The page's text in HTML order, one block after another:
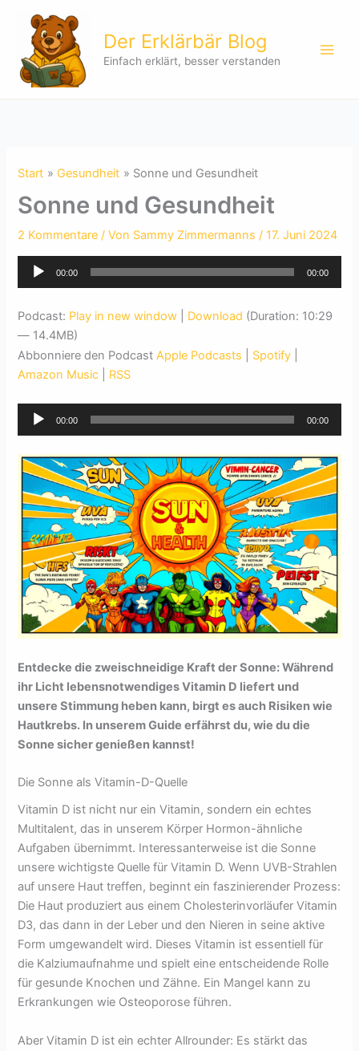
springen
Der Erklärbär Blog
Einfach erklärt, besser verstanden
Start Gesundheit Sonne und Gesundheit
Sonne und Gesundheit
2 Kommentare / Von Sammy Zimmermanns/ 17. Juni 2024
Audio-
00:00 00:00
Podcast: Play in new window Download (Duration: 10:29
— 14.4MB)
Abbonniere den PodcastApple Podcasts Spotify
Amazon Music
RSS
Audio-
00:00 00:00
Entdecke die zweischneidige Kraft der Sonne: Während
ihr Licht lebensnotwendiges Vitamin D liefert und
unsere Stimmung heben kann, birgt es auch Risiken wie
Hautkrebs. In unserem Guide erfährst du, wie du die
Sonne sicher genießen kannst!
Die Sonne als Vitamin-D-Quelle
Vitamin D ist nicht nur ein Vitamin, sondern ein echtes
Multitalent, das in unserem Körper Hormon-ähnliche
Aufgaben übernimmt. Interessanterweise ist die Sonne
unsere wichtigste Quelle für Vitamin D. Wenn UVB-Strahlen
auf unsere Haut treffen, beginnt ein faszinierender Prozess:
Die Haut produziert aus einem Cholesterinvorläufer Vitamin
D3, das dann in der Leber und den Nieren in seine aktive
Form umgewandelt wird. Dieses Vitamin ist essentiell für
die Kalziumaufnahme und spielt eine entscheidende Rolle
für gesunde Knochen und Zähne. Ein Mangel kann zu
Erkrankungen wie Osteoporose führen.
Aber Vitamin D ist ein echter Allrounder: Es stärkt das